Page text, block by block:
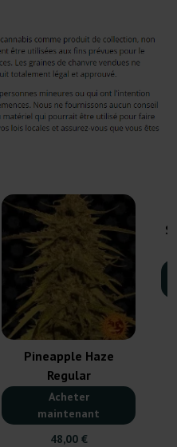
Pineapple Haze
Regular
Acheter
maintenant
48,00 €